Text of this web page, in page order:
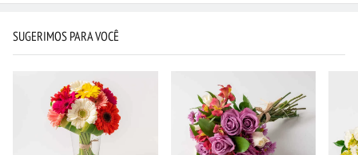
SUGERIMOS PARA VOCÊ